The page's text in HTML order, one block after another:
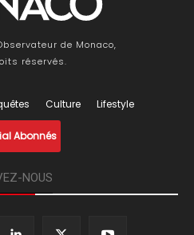
de Monaco,
réservés.
Culture Lifestyle
Abonnés
NOUS